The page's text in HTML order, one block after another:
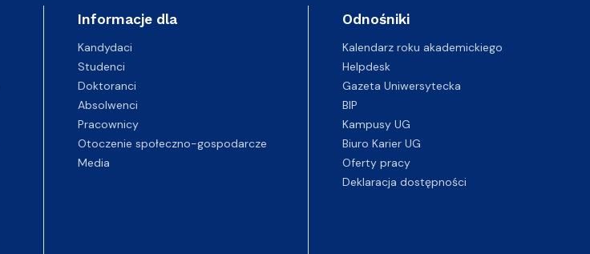
Informacje dla
Kandydaci
Studenci
Doktoranci
Absolwenci
Pracownicy
Otoczenie społeczno-gospodarcze
Media
Odnośniki
Kalendarz roku akademickiego
Helpdesk
Gazeta Uniwersytecka
BIP
Kampusy UG
Biuro Karier UG
Oferty pracy
Deklaracja dostępności